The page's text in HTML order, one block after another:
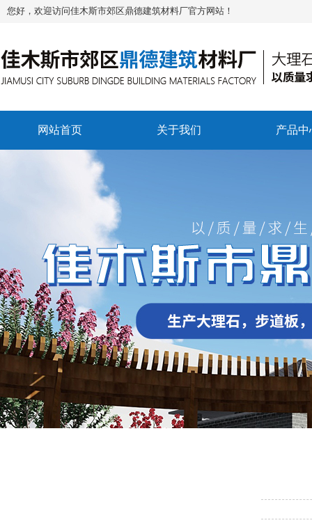
您好，欢迎访问佳木斯市郊区鼎德建筑材料厂官方网站！
网站首页 关于我们 产品中